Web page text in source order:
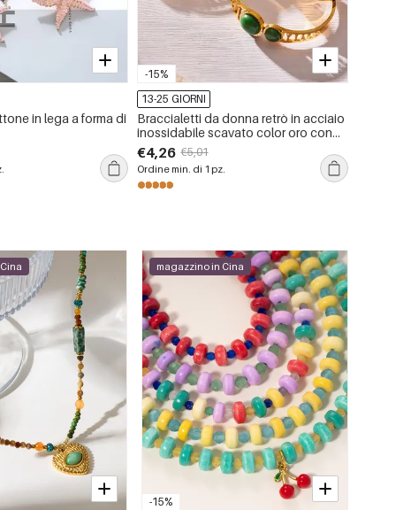
in lega a forma di
-15%
13-25 GIORNI
Braccialetti da donna retrò in acciaio
inossidabile scavato color oro con
pietra naturale, impermeabili e anti-
ossidazione
€4,26 €5,01
Ordine min. di 1 pz.
-15%
magazzino in Cina